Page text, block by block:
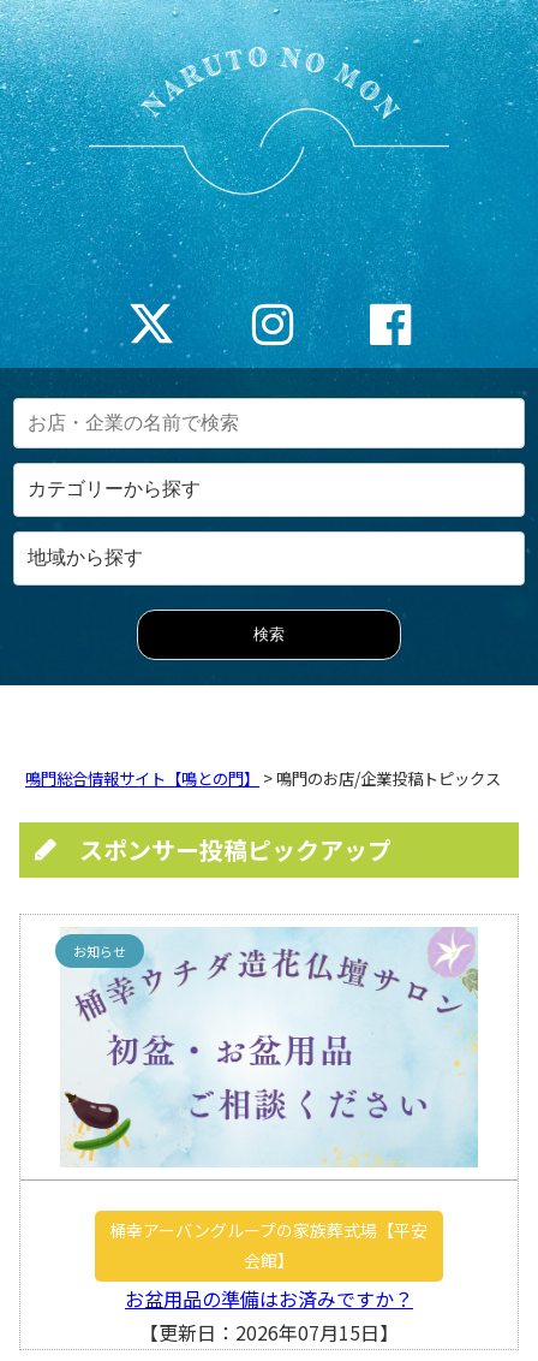
鳴門総合情報サイト【鳴との門】 > 鳴門のお店/企業投稿トピックス
スポンサー投稿ピックアップ
お知らせ
桶幸アーバングループの家族葬式場【平安
会館】
お盆用品の準備はお済みですか？
【更新日：2026年07月15日】